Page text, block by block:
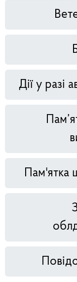
Дії у разі
Пам'ятка